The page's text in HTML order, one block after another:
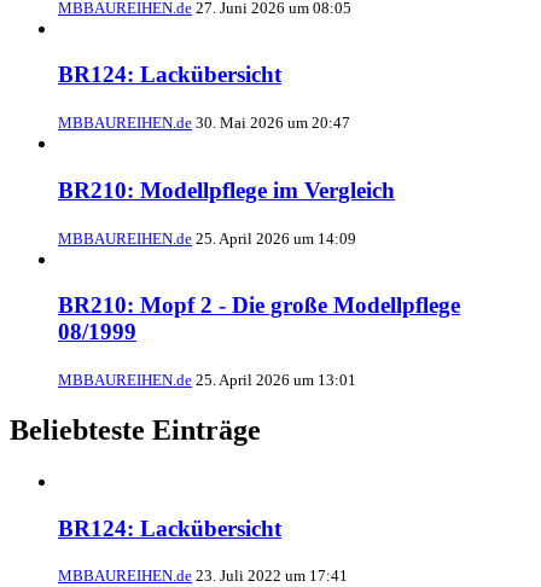
MBBAUREIHEN.de 27. Juni 2026 um 08:05
BR124: Lackübersicht
MBBAUREIHEN.de 30. Mai 2026 um 20:47
BR210: Modellpflege im Vergleich
MBBAUREIHEN.de 25. April 2026 um 14:09
BR210: Mopf 2 - Die große Modellpflege
08/1999
MBBAUREIHEN.de 25. April 2026 um 13:01
Beliebteste Einträge
BR124: Lackübersicht
MBBAUREIHEN.de 23. Juli 2022 um 17:41